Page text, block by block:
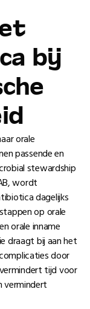
bĳ
orale
passende en
stewardship
wordt
dagelijks
op orale
orale inname
draagt bij aan het
door
tijd voor
vermindert